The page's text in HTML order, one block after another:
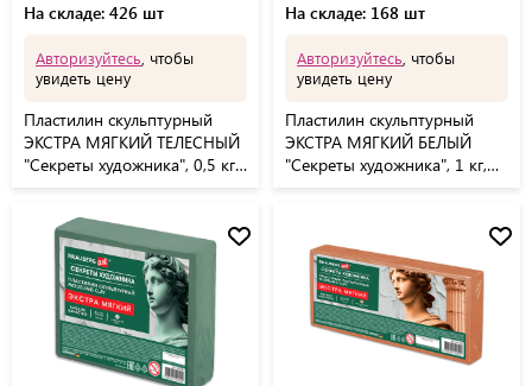
На складе: 426 шт
Авторизуйтесь , чтобы
увидеть цену
Пластилин скульптурный
ЭКСТРА МЯГКИЙ ТЕЛЕСНЫЙ
"Секреты художника", 0,5 кг,
На складе: 168 шт
Авторизуйтесь , чтобы
увидеть цену
Пластилин скульптурный
ЭКСТРА МЯГКИЙ БЕЛЫЙ
"Секреты художника", 1 кг,